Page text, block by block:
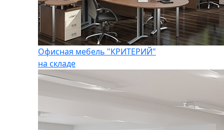
Офисная мебель "КРИТЕРИЙ"
на складе